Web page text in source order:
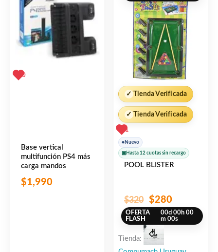
0
Base vertical
multifunción PS4 más
carga mandos
$1,990
✓ Tienda Verificada
✓ Tienda Verificada
1
● Nuevo
▣ Hasta 12 cuotas sin recargo
POOL BLISTER
$320
original
era:
$320.
$280
actual
es:
$280.
OFERTA
FLASH
00d 00h 00
m 00s
Tienda: